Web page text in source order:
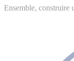
Ensemble, construire